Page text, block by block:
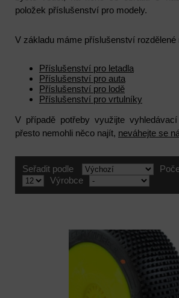
položek příslušenství pro modely.
V základu máme příslušenství rozdělené
Příslušenství pro letadla
Příslušenství pro auta
Příslušenství pro lodě
Příslušenství pro vrtulníky
V případě potřeby využijte
přesto nemohli něco najít, neváhejte se
Seřadit podle
Výrobce